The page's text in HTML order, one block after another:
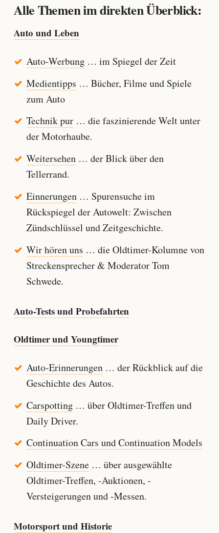
Alle Themen im direkten Überblick:
Auto und Leben
Auto-Werbung… im Spiegel der Zeit
Medientipps … Bücher, Filme und Spiele
zum Auto
Technik pur… die faszinierende Welt unter
der Motorhaube.
Weitersehen… der Blick über den
Tellerrand.
Einnerungen… Spurensuche im
Rückspiegel der Autowelt: Zwischen
Zündschlüssel und Zeitgeschichte.
Wir hören uns … die Oldtimer-Kolumne von
Streckensprecher & Moderator Tom
Schwede.
Auto-Tests und Probefahrten
Oldtimer und Youngtimer
Auto-Erinnerungen… der Rückblick auf die
Geschichte des Autos.
Carspotting… über Oldtimer-Treffen und
Daily Driver.
Continuation Cars und Continuation Models
Oldtimer-Szene… über ausgewählte
Oldtimer-Treffen, -Auktionen, -
Versteigerungen und -Messen.
Motorsport und Historie